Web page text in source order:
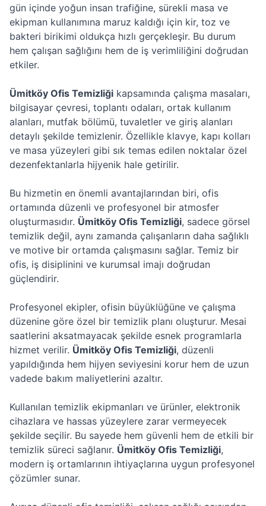
gün içinde yoğun insan trafiğine, sürekli masa ve
ekipman kullanımına maruz kaldığı için kir, toz ve
bakteri birikimi oldukça hızlı gerçekleşir. Bu durum
hem çalışan sağlığını hem de iş verimliliğini doğrudan
etkiler.
Ümitköy Ofis Temizliği kapsamında çalışma masaları,
bilgisayar çevresi, toplantı odaları, ortak kullanım
alanları, mutfak bölümü, tuvaletler ve giriş alanları
detaylı şekilde temizlenir. Özellikle klavye, kapı kolları
ve masa yüzeyleri gibi sık temas edilen noktalar özel
dezenfektanlarla hijyenik hale getirilir.
Bu hizmetin en önemli avantajlarından biri, ofis
ortamında düzenli ve profesyonel bir atmosfer
oluşturmasıdır. Ümitköy Ofis Temizliği, sadece görsel
temizlik değil, aynı zamanda çalışanların daha sağlıklı
ve motive bir ortamda çalışmasını sağlar. Temiz bir
ofis, iş disiplinini ve kurumsal imajı doğrudan
güçlendirir.
Profesyonel ekipler, ofisin büyüklüğüne ve çalışma
düzenine göre özel bir temizlik planı oluşturur. Mesai
saatlerini aksatmayacak şekilde esnek programlarla
hizmet verilir. Ümitköy Ofis Temizliği, düzenli
yapıldığında hem hijyen seviyesini korur hem de uzun
vadede bakım maliyetlerini azaltır.
Kullanılan temizlik ekipmanları ve ürünler, elektronik
cihazlara ve hassas yüzeylere zarar vermeyecek
şekilde seçilir. Bu sayede hem güvenli hem de etkili bir
temizlik süreci sağlanır. Ümitköy Ofis Temizliği,
modern iş ortamlarının ihtiyaçlarına uygun profesyonel
çözümler sunar.